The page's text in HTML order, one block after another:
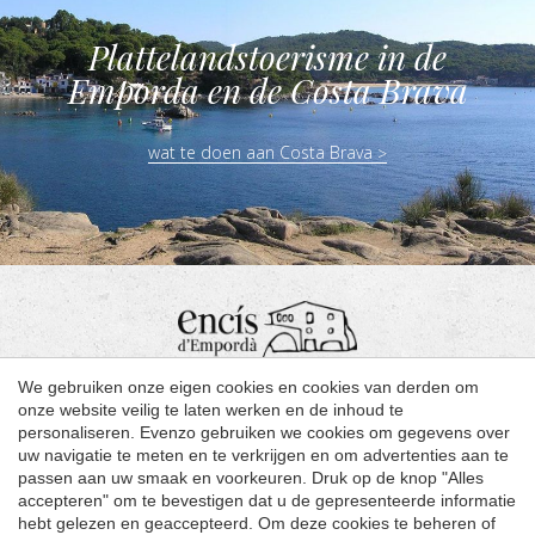
Plattelandstoerisme in de
Emporda en de Costa Brava
​​wat te doen aan Costa Brava
Carrer Sant Genís, 13
Casavells
646 098 009
We gebruiken onze eigen cookies en cookies van derden om
onze website veilig te laten werken en de inhoud te
personaliseren. Evenzo gebruiken we cookies om gegevens over
uw navigatie te meten en te verkrijgen en om advertenties aan te
passen aan uw smaak en voorkeuren. Druk op de knop "Alles
accepteren" om te bevestigen dat u de gepresenteerde informatie
hebt gelezen en geaccepteerd. Om deze cookies te beheren of
Configuratie opslaan Alles accepteren